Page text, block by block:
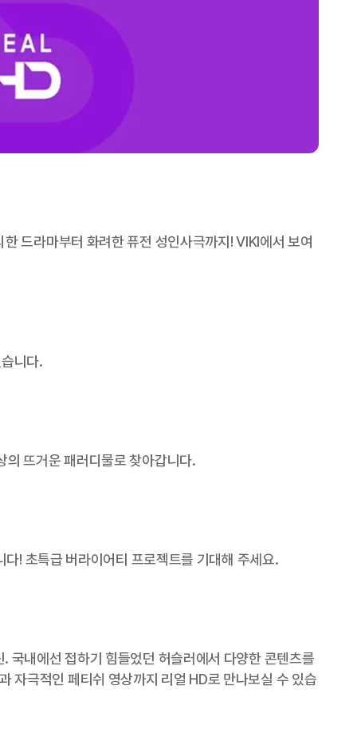
드라마부터 화려한 퓨전 성인사극까지! VIKI에서 보여
니다.
의 뜨거운 패러디물로 찾아갑니다.
! 초특급 버라이어티 프로젝트를 기대해 주세요.
국내에선 접하기 힘들었던 허슬러에서 다양한 콘텐츠를
극적인 페티쉬 영상까지 리얼 HD로 만나보실 수 있습